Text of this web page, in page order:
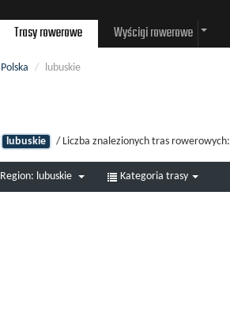
Trasy rowerowe Wyścigi rowerowe
Polska / lubuskie
lubuskie / Liczba znalezionych tras rowerowych:
Region: lubuskie Kategoria trasy